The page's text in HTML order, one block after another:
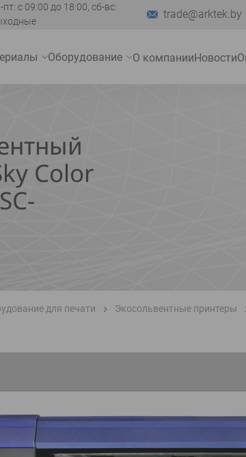
пт: с 09:00 до 18:00, сб-вс:
trade@arktek.by
Оборудование О компанииНовости
Color
для печати Экосольвентные принтеры